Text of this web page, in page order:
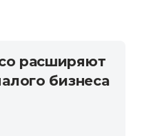
расширяют
бизнеса